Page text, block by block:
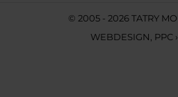
© 2005 - 2026 TATRY
WEBDESIGN PPC ›